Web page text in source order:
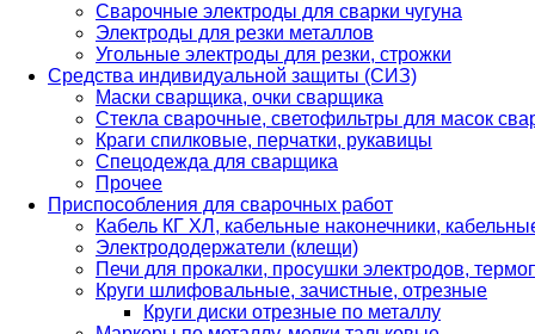
Сварочные электроды для сварки чугуна
Электроды для резки металлов
Угольные электроды для резки, строжки
Средства индивидуальной защиты (СИЗ)
Маски сварщика, очки сварщика
Стекла сварочные, светофильтры для масок
Краги спилковые, перчатки, рукавицы
Спецодежда для сварщика
Прочее
Приспособления для сварочных работ
Кабель КГ ХЛ, кабельные наконечники,
Электрододержатели (клещи)
Печи для прокалки, просушки электродов,
Круги шлифовальные, зачистные, отрезные
Круги диски отрезные по металлу